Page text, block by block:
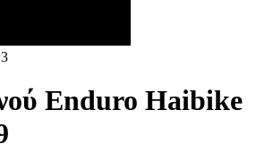
Enduro Haibike